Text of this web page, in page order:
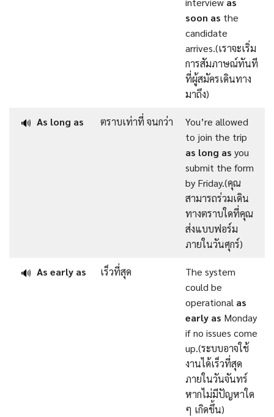
soon as the
candidate
arrives.(เราจะเริ่ม
การสัมภาษณ์ทันที
ที่ผู้สมัครเดินทาง
มาถึง)
🔊 As long as ตราบเท่าที่ จนกว่า
You’re allowed
to join the trip
as long as you
submit the form
by Friday.(คุณ
สามารถร่วมเดิน
ทางตราบใดที่คุณ
ส่งแบบฟอร์ม
ภายในวันศุกร์)
🔊 As early as เร็วที่สุด
The system
could be
operational as
early as Monday
if no issues come
up.(ระบบอาจใช้
งานได้เร็วที่สุด
ภายในวันจันทร์
หากไม่มีปัญหาใด
ๆ เกิดขึ้น)